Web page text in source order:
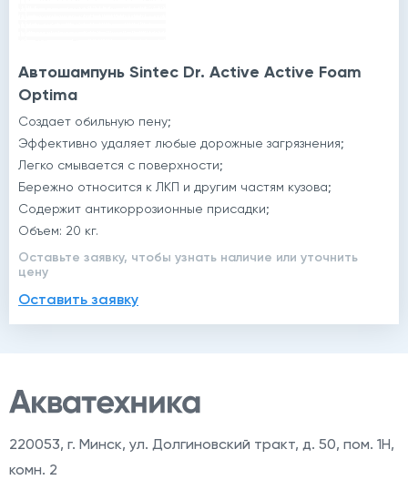
Автошампунь Sintec Dr. Active Active Foam
Optima
Создает обильную пену;
Эффективно удаляет любые дорожные загрязнения;
Легко смывается с поверхности;
Бережно относится к ЛКП и другим частям кузова;
Содержит антикоррозионные присадки;
Объем: 20 кг.
Оставьте заявку, чтобы узнать наличие или уточнить
цену
Оставить заявку
220053, г. Минск, ул. Долгиновский тракт, д. 50, пом. 1Н,
комн. 2